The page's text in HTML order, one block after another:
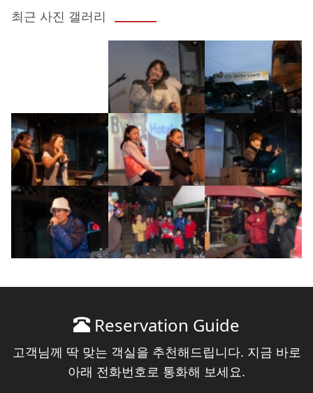
최근 사진 갤러리
Reservation Guide
고객님께 딱 맞는 객실을 추천해드립니다. 지금 바로
아래 전화번호로 통화해 보세요.